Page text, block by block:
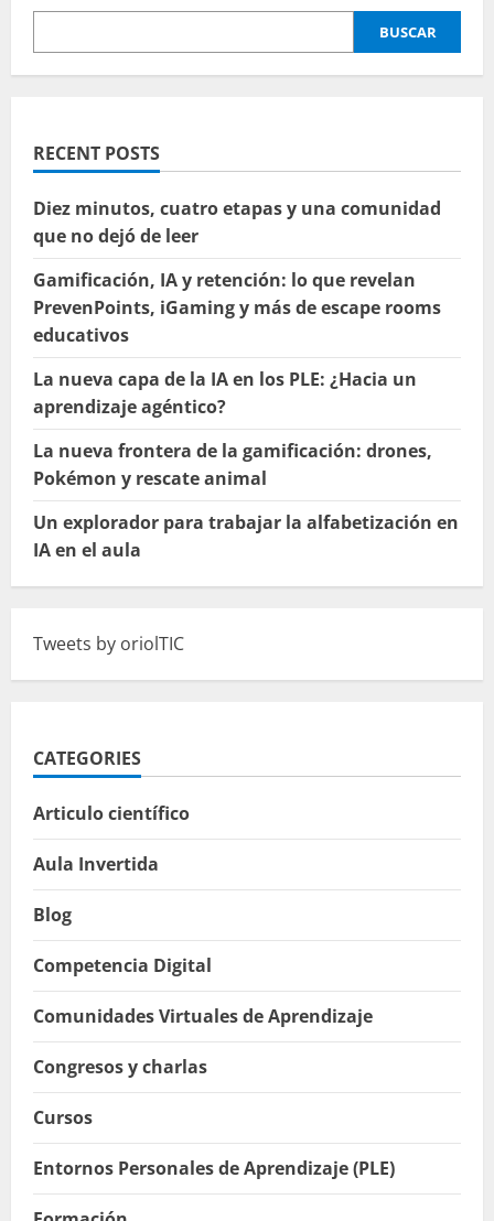
BUSCAR
RECENT POSTS
Diez minutos, cuatro etapas y una comunidad
que no dejó de leer
Gamificación, IA y retención: lo que revelan
PrevenPoints, iGaming y más de escape rooms
educativos
La nueva capa de la IA en los PLE: ¿Hacia un
aprendizaje agéntico?
La nueva frontera de la gamificación: drones,
Pokémon y rescate animal
Un explorador para trabajar la alfabetización en
IA en el aula
Tweets by oriolTIC
CATEGORIES
Articulo científico
Aula Invertida
Blog
Competencia Digital
Comunidades Virtuales de Aprendizaje
Congresos y charlas
Cursos
Entornos Personales de Aprendizaje (PLE)